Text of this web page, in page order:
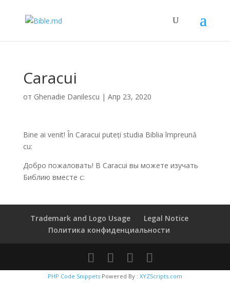
Caracui
от Ghenadie Danilescu | Апр 23, 2020
Bine ai venit! În Caracui puteți studia Biblia împreună
cu:
Добро пожаловать! В Caracui вы можете изучать
Библию вместе с:
Trademark and Logo Usage
Legal Notice
Политика конфиденциальности
PHP Code Snippets Powered By : XYZScripts.com